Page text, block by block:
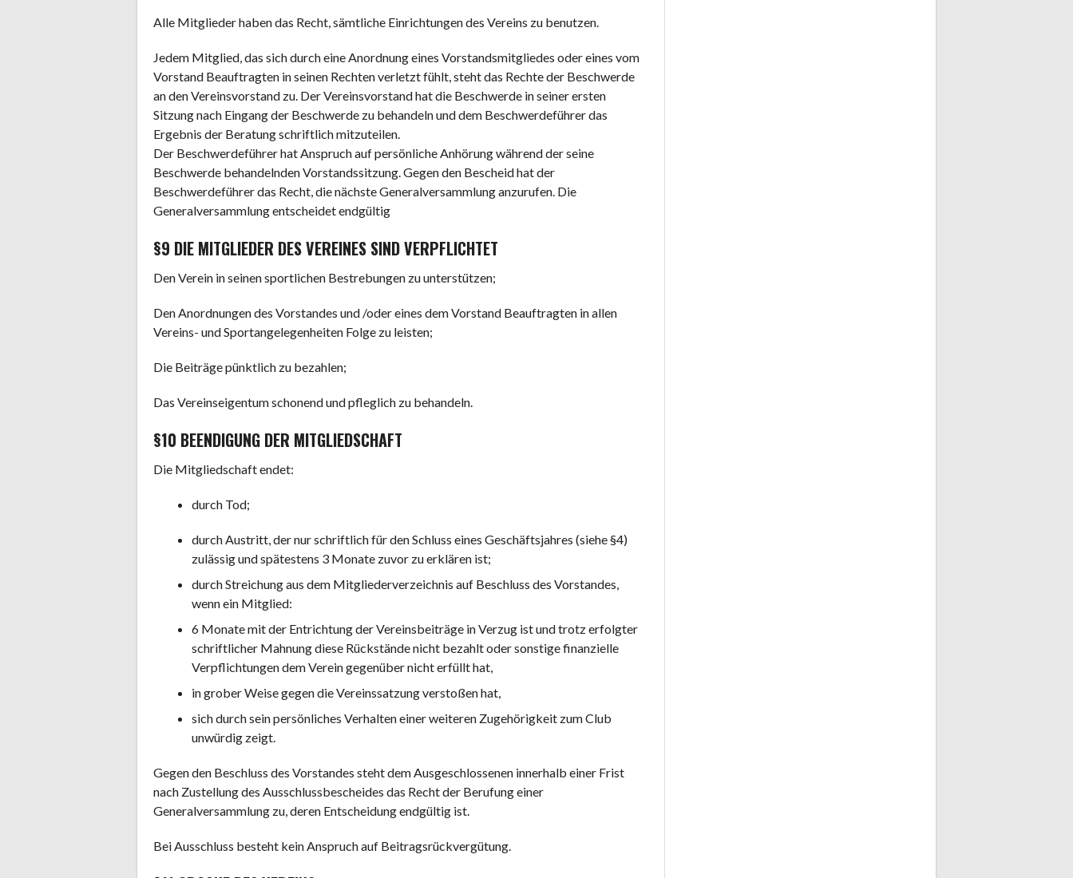
Alle Mitglieder haben das Recht, sämtliche Einrichtungen des Vereins zu benutzen.
Jedem Mitglied, das sich durch eine Anordnung eines Vorstandsmitgliedes oder eines vom
Vorstand Beauftragten in seinen Rechten verletzt fühlt, steht das Rechte der Beschwerde
an den Vereinsvorstand zu. Der Vereinsvorstand hat die Beschwerde in seiner ersten
Sitzung nach Eingang der Beschwerde zu behandeln und dem Beschwerdeführer das
Ergebnis der Beratung schriftlich mitzuteilen.
Der Beschwerdeführer hat Anspruch auf persönliche Anhörung während der seine
Beschwerde behandelnden Vorstandssitzung. Gegen den Bescheid hat der
Beschwerdeführer das Recht, die nächste Generalversammlung anzurufen. Die
Generalversammlung entscheidet endgültig
§9 DIE MITGLIEDER DES VEREINES SIND VERPFLICHTET
Den Verein in seinen sportlichen Bestrebungen zu unterstützen;
Den Anordnungen des Vorstandes und /oder eines dem Vorstand Beauftragten in allen
Vereins- und Sportangelegenheiten Folge zu leisten;
Die Beiträge pünktlich zu bezahlen;
Das Vereinseigentum schonend und pfleglich zu behandeln.
§10 BEENDIGUNG DER MITGLIEDSCHAFT
Die Mitgliedschaft endet:
durch Tod;
durch Austritt, der nur schriftlich für den Schluss eines Geschäftsjahres (siehe §4)
zulässig und spätestens 3 Monate zuvor zu erklären ist;
durch Streichung aus dem Mitgliederverzeichnis auf Beschluss des Vorstandes,
wenn ein Mitglied:
6 Monate mit der Entrichtung der Vereinsbeiträge in Verzug ist und trotz erfolgter
schriftlicher Mahnung diese Rückstände nicht bezahlt oder sonstige finanzielle
Verpflichtungen dem Verein gegenüber nicht erfüllt hat,
in grober Weise gegen die Vereinssatzung verstoßen hat,
sich durch sein persönliches Verhalten einer weiteren Zugehörigkeit zum Club
unwürdig zeigt.
Gegen den Beschluss des Vorstandes steht dem Ausgeschlossenen innerhalb einer Frist
nach Zustellung des Ausschlussbescheides das Recht der Berufung einer
Generalversammlung zu, deren Entscheidung endgültig ist.
Bei Ausschluss besteht kein Anspruch auf Beitragsrückvergütung.